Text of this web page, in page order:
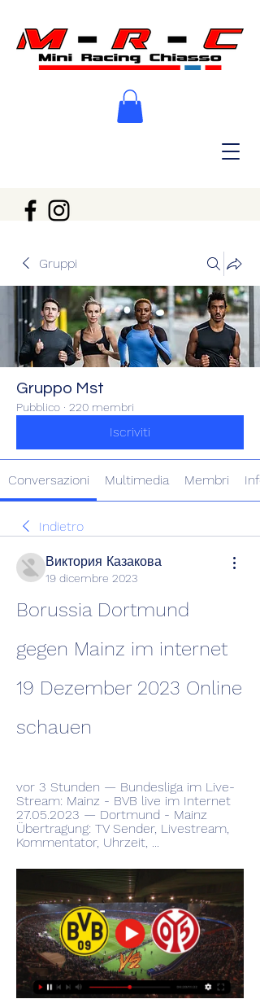
Gruppi
Gruppo Mst
Pubblico · 220 membri
Iscriviti
Conversazioni Multimedia Membri Info
Indietro
Виктория Казакова
19 dicembre 2023
Borussia Dortmund
gegen Mainz im internet
19 Dezember 2023 Online
schauen
vor 3 Stunden — Bundesliga im Live-
Stream: Mainz - BVB live im Internet
27.05.2023 — Dortmund - Mainz
Übertragung: TV Sender, Livestream,
Kommentator, Uhrzeit, ...